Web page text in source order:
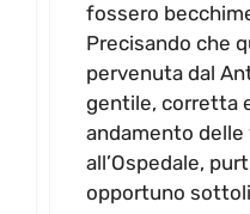
fossero
Precisando che
pervenuta dal
gentile, corretta
andamento
all’Ospedale,
opportuno